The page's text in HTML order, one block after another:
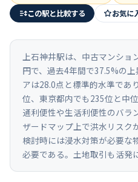
この駅と比較する
お気に
上石神井駅は、中古マンショ
円で、過去4年間で37.5%の
アは28.0点と標準的水準であ
位、東京都内でも235位と中
通利便性や生活利便性のバラ
ザードマップ上で洪水リスク
検討時には浸水対策が必要な
必要である。土地取引も活発